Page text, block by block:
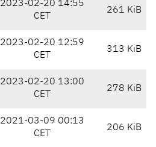
2023-02-20 14:55
CET
261 KiB
2023-02-20 12:59
CET
313 KiB
2023-02-20 13:00
CET
278 KiB
2021-03-09 00:13
CET
206 KiB